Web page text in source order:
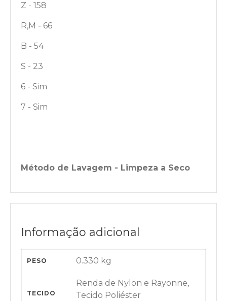
Z - 158
R,M - 66
B - 54
S - 23
6 - Sim
7 - Sim
Método de Lavagem - Limpeza a Seco
Informação adicional
PESO 0.330 kg
TECIDO
Renda de Nylon e Rayonne,
Tecido Poliéster